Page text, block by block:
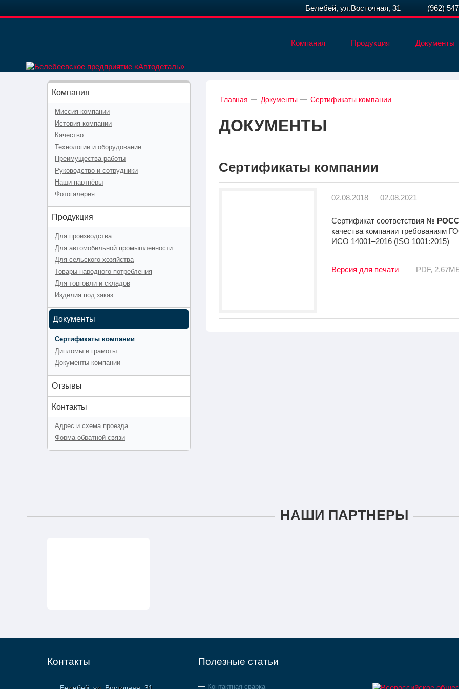
Компания Продукция Документы
Белебей, ул.Восточная, 31 (962)
Компания
Миссия компании
История компании
Качество
Технологии и оборудование
Преимущества работы
Руководство и сотрудники
Наши партнёры
Фотогалерея
Продукция
Для производства
Для автомобильной промышленности
Для сельского хозяйства
Товары народного потребления
Для торговли и складов
Изделия под заказ
Документы
Сертификаты компании
Дипломы и грамоты
Документы компании
Отзывы
Контакты
Адрес и схема проезда
Форма обратной связи
Главная Документы Сертификаты компании
ДОКУМЕНТЫ
Сертификаты компании
02.08.2018 — 02.08.2021
Сертификат соответствия №
качества компании требованиям
ИСО 14001–2016 (ISO 1001:2015)
Версия для печати PDF,
НАШИ ПАРТНЕРЫ
Контакты Полезные статьи
Контактная сварка